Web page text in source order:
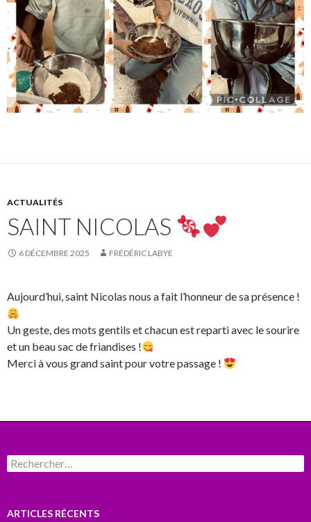
ACTUALITÉS
SAINT NICOLAS
6 DÉCEMBRE 2025 FRÉDÉRIC LABYE
Aujourd’hui, saint Nicolas nous a fait l’honneur de sa présence !
Un geste, des mots gentils et chacun est reparti avec le sourire
et un beau sac de friandises !
Merci à vous grand saint pour votre passage !
Rechercher :
ARTICLES RÉCENTS